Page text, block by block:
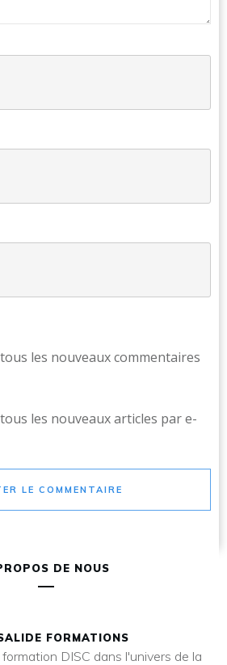
les nouveaux commentaires
les nouveaux articles par e-
LE COMMENTAIRE
DE NOUS
FORMATIONS
DISC dans l'univers de la